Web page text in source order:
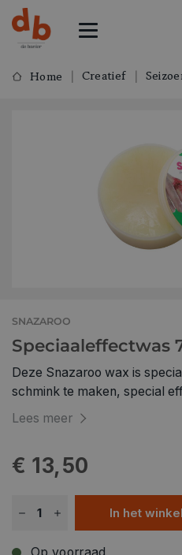
Home Creatief
SNAZAROO
Speciaaleffectwas
Deze Snazaroo wax is
schmink te maken, special
vormbare wax kan direct op
allen tijde contact met de
zombie schmink te creëren
Lees meer
€ 13,50
In het